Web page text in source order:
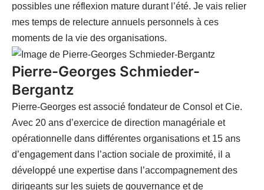
possibles une réflexion mature durant l’été. Je vais relier
mes temps de relecture annuels personnels à ces
moments de la vie des organisations.
Pierre-Georges Schmieder-
Bergantz
Pierre-Georges est associé fondateur de Consol et Cie.
Avec 20 ans d’exercice de direction managériale et
opérationnelle dans différentes organisations et 15 ans
d’engagement dans l’action sociale de proximité, il a
développé une expertise dans l’accompagnement des
dirigeants sur les sujets de gouvernance et de